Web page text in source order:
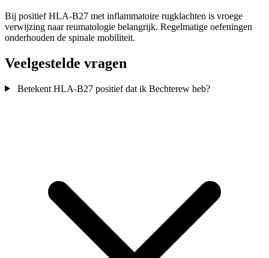
Bij positief HLA-B27 met inflammatoire rugklachten is vroege
verwijzing naar reumatologie belangrijk. Regelmatige oefeningen
onderhouden de spinale mobiliteit.
Veelgestelde vragen
Betekent HLA-B27 positief dat ik Bechterew heb?